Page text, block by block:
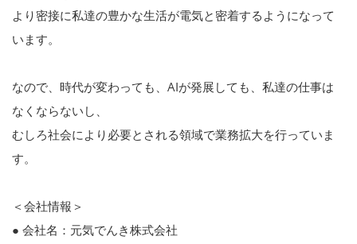
より密接に私達の豊かな生活が電気と密着するようになって
います。
なので、時代が変わっても、AIが発展しても、私達の仕事は
なくならないし、
むしろ社会により必要とされる領域で業務拡大を行っていま
す。
＜会社情報＞
● 会社名：元気でんき株式会社